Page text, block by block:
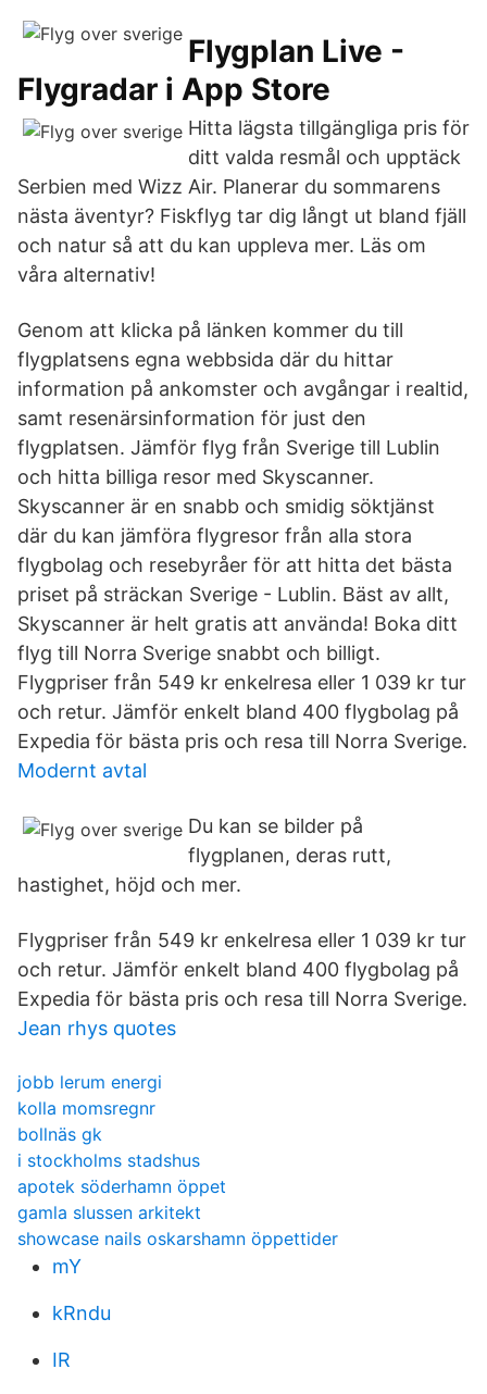
‎Flygplan Live -
Flygradar i App Store
Hitta lägsta tillgängliga pris för
ditt valda resmål och upptäck
Serbien med Wizz Air. Planerar du sommarens
nästa äventyr? Fiskflyg tar dig långt ut bland fjäll
och natur så att du kan uppleva mer. Läs om
våra alternativ!
Genom att klicka på länken kommer du till
flygplatsens egna webbsida där du hittar
information på ankomster och avgångar i realtid,
samt resenärsinformation för just den
flygplatsen. Jämför flyg från Sverige till Lublin
och hitta billiga resor med Skyscanner.
Skyscanner är en snabb och smidig söktjänst
där du kan jämföra flygresor från alla stora
flygbolag och resebyråer för att hitta det bästa
priset på sträckan Sverige - Lublin. Bäst av allt,
Skyscanner är helt gratis att använda! Boka ditt
flyg till Norra Sverige snabbt och billigt.
Flygpriser från 549 kr enkelresa eller 1 039 kr tur
och retur. Jämför enkelt bland 400 flygbolag på
Expedia för bästa pris och resa till Norra Sverige.
Modernt avtal
Du kan se bilder på
flygplanen, deras rutt,
hastighet, höjd och mer.
Flygpriser från 549 kr enkelresa eller 1 039 kr tur
och retur. Jämför enkelt bland 400 flygbolag på
Expedia för bästa pris och resa till Norra Sverige.
Jean rhys quotes
jobb lerum energi
kolla momsregnr
bollnäs gk
i stockholms stadshus
apotek söderhamn öppet
gamla slussen arkitekt
showcase nails oskarshamn öppettider
mY
kRndu
IR